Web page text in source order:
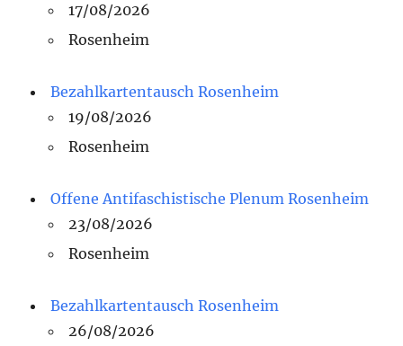
17/08/2026
Rosenheim
Bezahlkartentausch Rosenheim
19/08/2026
Rosenheim
Offene Antifaschistische Plenum Rosenheim
23/08/2026
Rosenheim
Bezahlkartentausch Rosenheim
26/08/2026